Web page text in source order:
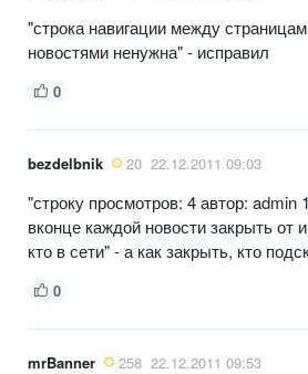
"строка навигации между
новостями ненужна" - исправил
0
bezdelbnik 20 22.12.2011 09:03
"строку просмотров: 4 автор: admin
вконце каждой новости закрыть от
кто в сети" - а как закрыть, кто
0
mrBanner 258 22.12.2011 09:53